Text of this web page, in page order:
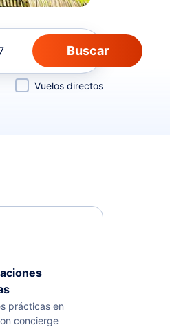
Vuelos directos
prácticas en
concierge